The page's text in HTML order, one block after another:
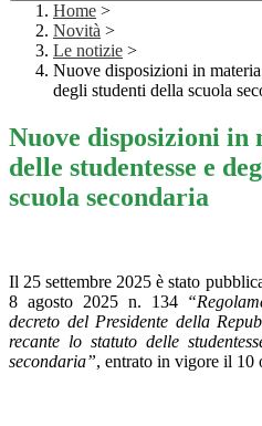
Home >
Novità >
Le notizie >
Nuove disposizioni in
degli studenti della scuola
Nuove disposizioni in
delle studentesse e
scuola secondaria
Il 25 settembre 2025 è stato
8 agosto 2025 n. 134
decreto del Presidente della
recante lo statuto delle
secondaria”, entrato in vigore il 10